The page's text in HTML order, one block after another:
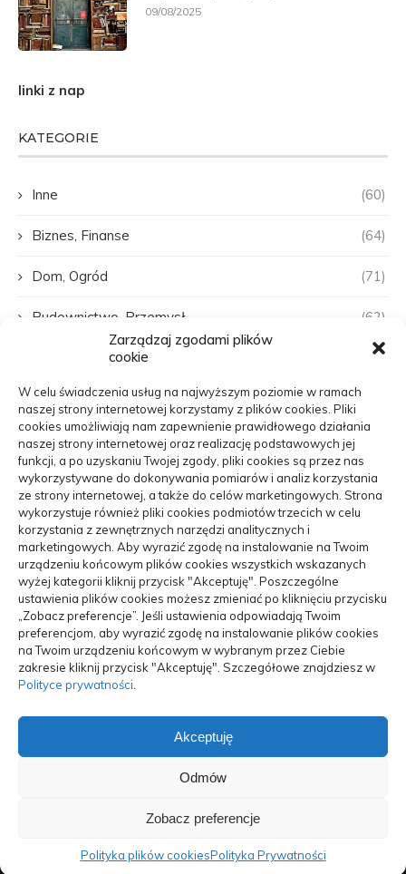
Zarządzaj zgodami plików
cookie
W celu świadczenia usług na najwyższym poziomie w ramach
naszej strony internetowej korzystamy z plików cookies. Pliki
cookies umożliwiają nam zapewnienie prawidłowego działania
naszej strony internetowej oraz realizację podstawowych jej
funkcji, a po uzyskaniu Twojej zgody, pliki cookies są przez nas
wykorzystywane do dokonywania pomiarów i analiz korzystania
ze strony internetowej, a także do celów marketingowych. Strona
wykorzystuje również pliki cookies podmiotów trzecich w celu
korzystania z zewnętrznych narzędzi analitycznych i
marketingowych. Aby wyrazić zgodę na instalowanie na Twoim
urządzeniu końcowym plików cookies wszystkich wskazanych
wyżej kategorii kliknij przycisk "Akceptuję". Poszczególne
ustawienia plików cookies możesz zmieniać po kliknięciu przycisku
„Zobacz preferencje”. Jeśli ustawienia odpowiadają Twoim
preferencjom, aby wyrazić zgodę na instalowanie plików cookies
na Twoim urządzeniu końcowym w wybranym przez Ciebie
zakresie kliknij przycisk "Akceptuję". Szczegółowe znajdziesz w
Polityce prywatności
Akceptuję
Odmów
Zobacz preferencje
Polityka plików cookiesPolityka Prywatności
09/08/2025
linki z nap
KATEGORIE
Inne (60)
Biznes, Finanse (64)
Dom, Ogród (71)
Budownictwo, Przemysł (62)
Edukacja, Rozrywka (31)
Zdrowie, Medycyna (107)
Moda, Uroda
Turystyka, Aktywność (48)
Motoryzacja, Transport
Usługi (70)
Technologie (17)
Mobile Search
ARTYKUŁ SPONSOROWANY
Polityka plików cookies (EU)|Polityka prywatności